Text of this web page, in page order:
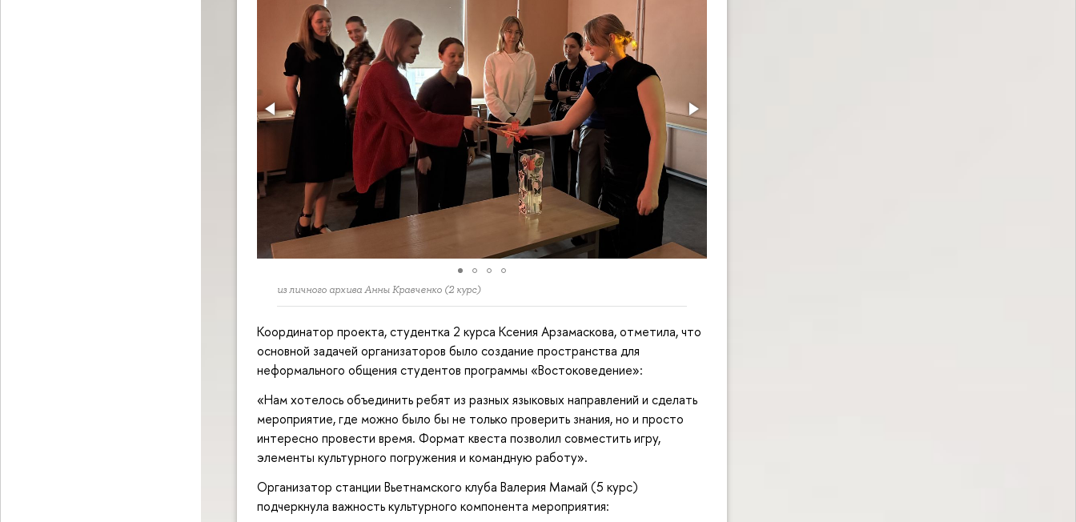
из личного архива Анны Кравченко (2 курс)
Координатор проекта, студентка 2 курса Ксения Арзамаскова, отметила, что
основной задачей организаторов было создание пространства для
неформального общения студентов программы «Востоковедение»:
«Нам хотелось объединить ребят из разных языковых направлений и сделать
мероприятие, где можно было бы не только проверить знания, но и просто
интересно провести время. Формат квеста позволил совместить игру,
элементы культурного погружения и командную работу».
Организатор станции Вьетнамского клуба Валерия Мамай (5 курс)
подчеркнула важность культурного компонента мероприятия: